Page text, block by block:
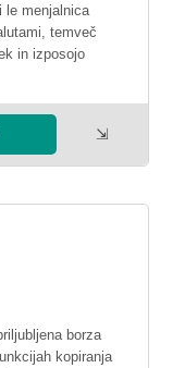
le menjalnica
temveč
in izposojo
⇲
borza
kopiranja